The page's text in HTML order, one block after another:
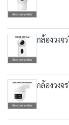
กล้องวงจ
กล้องวงจ